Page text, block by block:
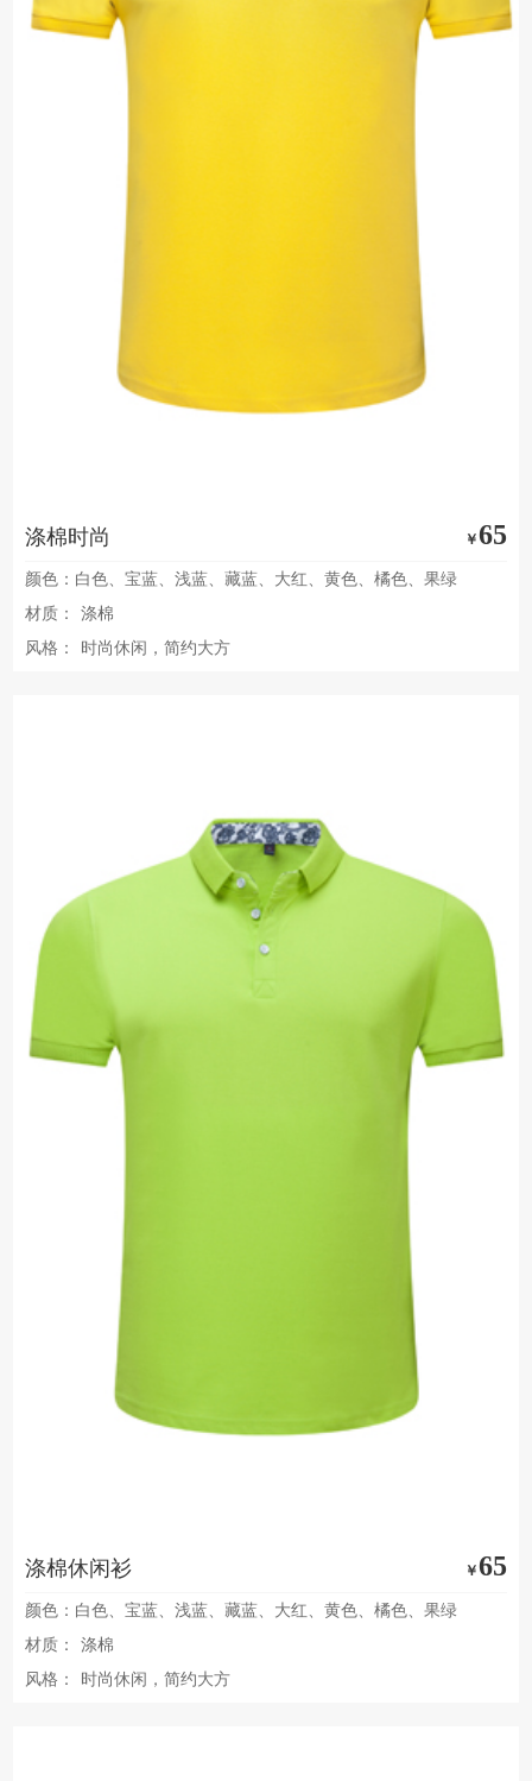
涤棉时尚 ￥65
颜色：白色、宝蓝、浅蓝、藏蓝、大红、黄色、橘色、果绿
材质：
涤棉
风格：
时尚休闲，简约大方
涤棉休闲衫 ￥65
颜色：白色、宝蓝、浅蓝、藏蓝、大红、黄色、橘色、果绿
材质：
涤棉
风格：
时尚休闲，简约大方